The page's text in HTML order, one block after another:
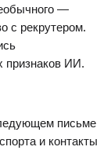
борьбе